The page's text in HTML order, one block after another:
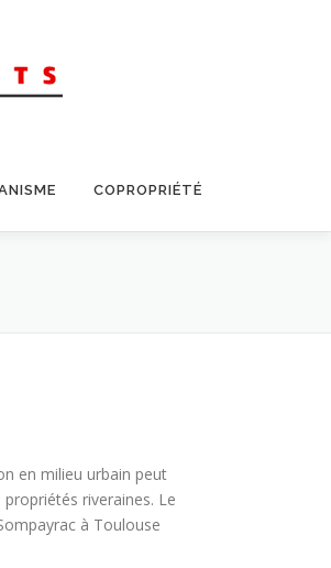
COPROPRIÉTÉ
en milieu urbain peut
propriétés riveraines. Le
à Toulouse